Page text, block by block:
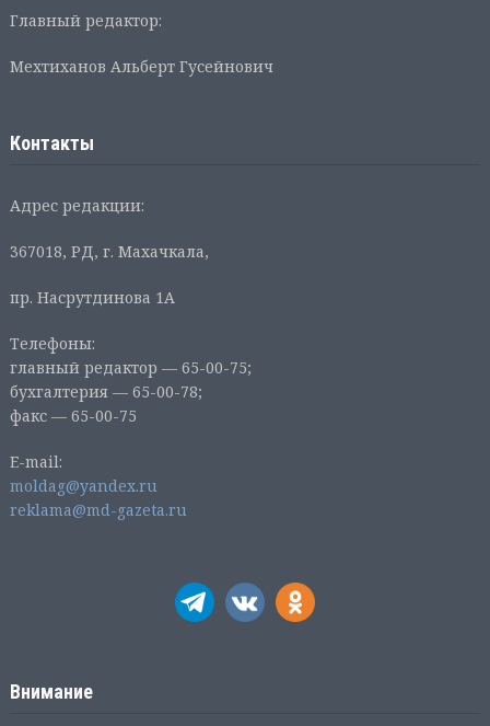
Главный редактор:
Мехтиханов Альберт Гусейнович
Контакты
Адрес редакции:
367018, РД, г. Махачкала,
пр. Насрутдинова 1А
Телефоны:
главный редактор — 65-00-75;
бухгалтерия — 65-00-78;
факс — 65-00-75
E-mail:
moldag@yandex.ru
reklama@md-gazeta.ru
Внимание